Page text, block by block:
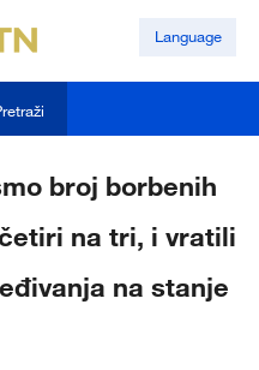
Language
broj borbenih
na tri, i vratili
na stanje